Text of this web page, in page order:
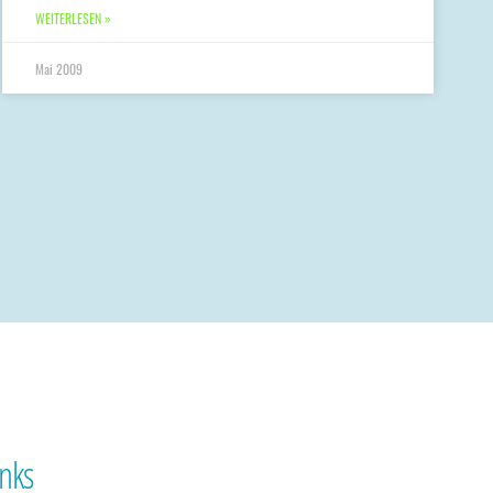
WEITERLESEN »
Mai 2009